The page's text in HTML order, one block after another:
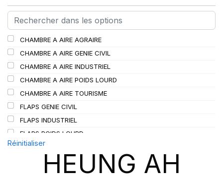
LASSA (174)
LING LONG
(152)
STICA (3)
(24)
CHAMBRE A AIRE AGRAIRE
CHAMBRE A AIRE GENIE CIVIL
CHAMBRE A AIRE INDUSTRIEL
CHAMBRE A AIRE POIDS LOURD
CHAMBRE A AIRE TOURISME
FLAPS GENIE CIVIL
FLAPS INDUSTRIEL
FLAPS POIDS LOURD
Réinitialiser
HEUNG AH